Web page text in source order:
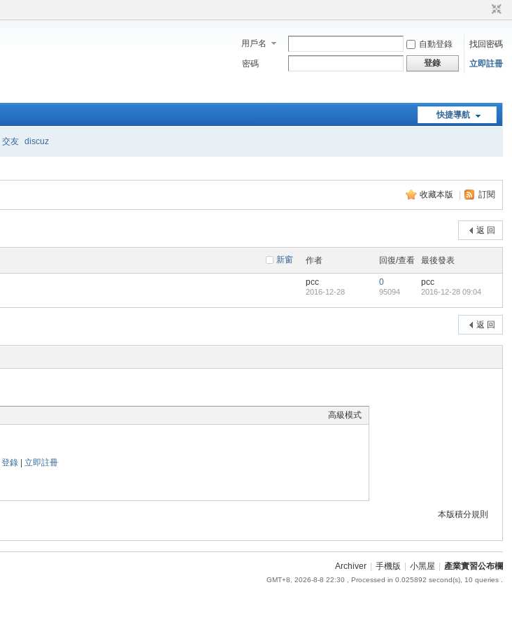
用戶名 自動登錄
找回密碼
密碼
登錄 立即註冊
快捷導航
交友 discuz
收藏本版 訂閱
返 回
新窗 作者 回復/查看 最後發表
pcc
2016-12-28
0
95094
pcc
2016-12-28 09:04
返 回
高級模式
登錄| 立即註冊
本版積分規則
Archiver 手機版 小黑屋 產業實習公布欄
GMT+8, 2026-8-8 22:30 , Processed in 0.025892 second(s), 10 queries .